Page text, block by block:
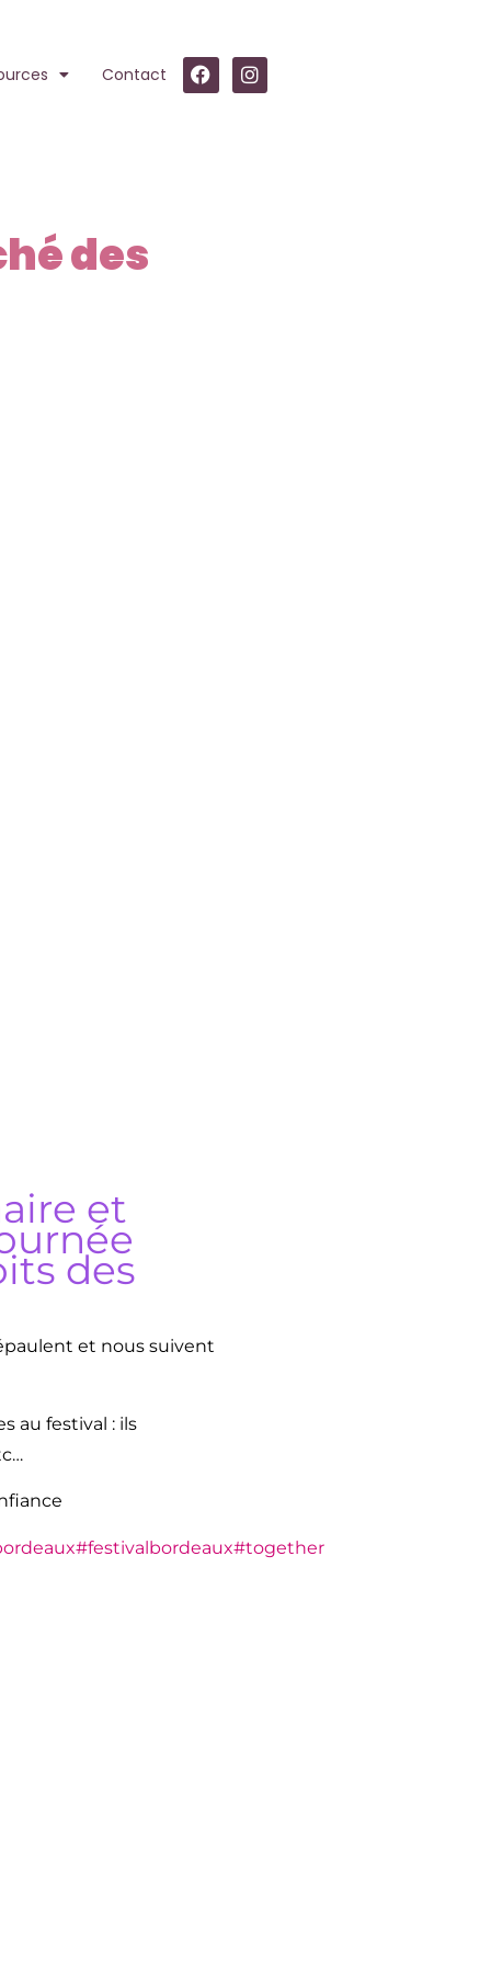
Contact
des
et
des
et nous suivent
au festival : ils
#festivalbordeaux#together